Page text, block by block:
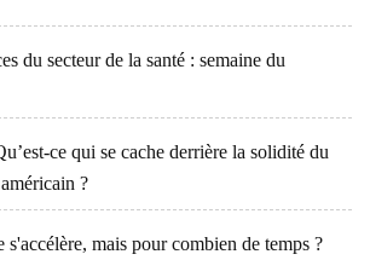
du secteur de la santé : semaine du
ce qui se cache derrière la solidité du
?
mais pour combien de temps ?